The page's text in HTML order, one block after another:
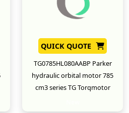
QUICK QUOTE
TG0785HL080AABP Parker
hydraulic orbital motor 785
cm3 series TG Torqmotor